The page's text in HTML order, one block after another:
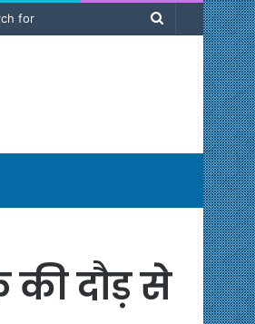
Search
की दौड़ से